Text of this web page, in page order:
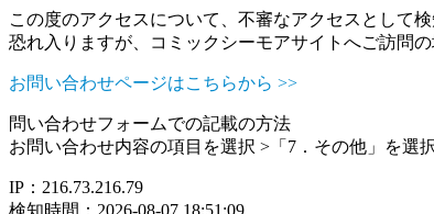
この度のアクセスについて、不審なアクセスとして検
恐れ入りますが、コミックシーモアサイトへご訪問
お問い合わせページはこちらから >>
問い合わせフォームでの記載の方法
お問い合わせ内容の項目を選択 >「7．その他」を選
IP：216.73.216.79
検知時間：2026-08-07 18:51:09